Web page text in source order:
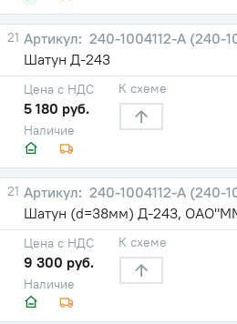
21
240-1004112-А (240-
Шатун Д-243
Наличие
Цена с НДС
5 180 руб.
К схеме
21
240-1004112-А (240-
Шатун (d=38мм) Д-243,
Наличие
Цена с НДС
9 300 руб.
К схеме